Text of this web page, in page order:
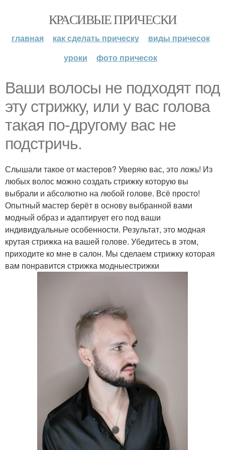
КРАСИВЫЕ ПРИЧЕСКИ
главная как сделать прическу
виды причесок
уроки
фото причесок
Ваши волосы не подходят под
эту стрижку, или у вас голова
такая по-другому вас не
подстричь.
Слышали такое от мастеров? Уверяю вас, это ложь! Из
любых волос можно создать стрижку которую вы
выбрали и абсолютно на любой голове. Всё просто!
Опытный мастер берёт в основу выбранной вами
модный образ и адаптирует его под ваши
индивидуальные особенности. Результат, это модная
крутая стрижка на вашей голове. Убедитесь в этом,
приходите ко мне в салон. Мы сделаем стрижку которая
вам понравится стрижка модныестрижки